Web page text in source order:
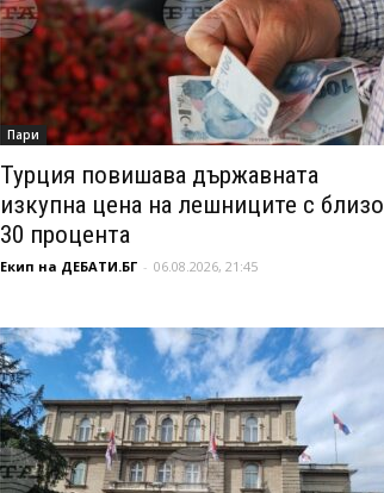
Пари
Турция повишава държавната
изкупна цена на лешниците с близо
30 процента
Екип на ДЕБАТИ.БГ - 06.08.2026, 21:45